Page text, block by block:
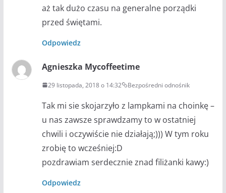
aż tak dużo czasu na generalne porządki
przed świętami.
Odpowiedz
Agnieszka Mycoffeetime
29 listopada, 2018 o 14:32 Bezpośredni odnośnik
Tak mi sie skojarzyło z lampkami na choinkę –
u nas zawsze sprawdzamy to w ostatniej
chwili i oczywiście nie działają;))) W tym roku
zrobię to wcześniej:D
pozdrawiam serdecznie znad filiżanki kawy:)
Odpowiedz